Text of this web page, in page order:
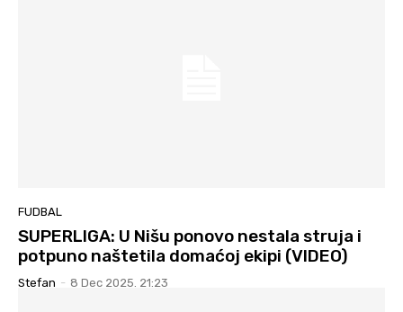
FUDBAL
SUPERLIGA: U Nišu ponovo nestala struja i
potpuno naštetila domaćoj ekipi (VIDEO)
Stefan - 8 Dec 2025. 21:23